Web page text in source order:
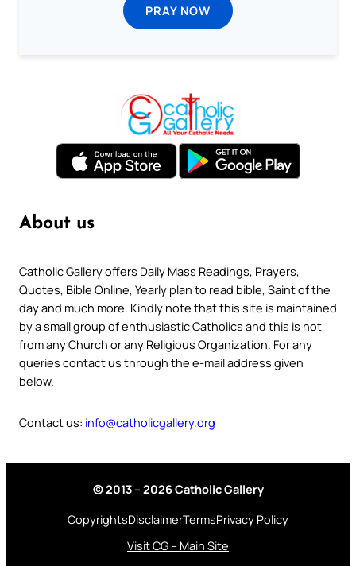
PRAY NOW
About us
Catholic Gallery offers Daily Mass Readings, Prayers,
Quotes, Bible Online, Yearly plan to read bible, Saint of the
day and much more. Kindly note that this site is maintained
by a small group of enthusiastic Catholics and this is not
from any Church or any Religious Organization. For any
queries contact us through the e-mail address given
below.
Contact us: info@catholicgallery.org
© 2013 – 2026 Catholic Gallery
CopyrightsDisclaimerTermsPrivacy Policy
Visit CG – Main Site